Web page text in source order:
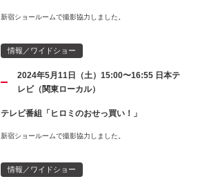
新宿ショールームで撮影協力しました。
情報／ワイドショー
2024年5月11日（土）15:00〜16:55 日本テ
レビ（関東ローカル）
テレビ番組「ヒロミのおせっ買い！」
新宿ショールームで撮影協力しました。
情報／ワイドショー